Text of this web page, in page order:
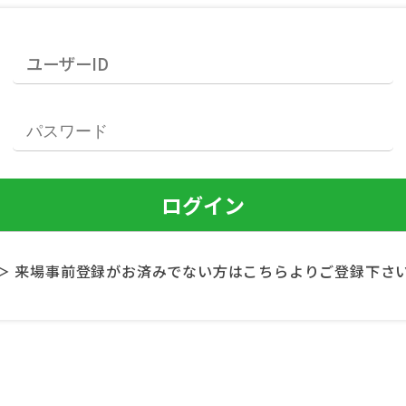
来場事前登録がお済みでない方はこちらよりご登録下さ